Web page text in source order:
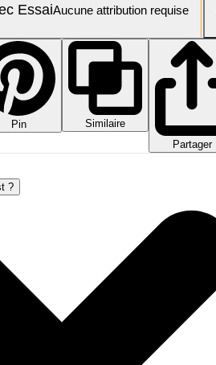
EssaiAucune attribution requise
Pin
Similaire
Partager
?